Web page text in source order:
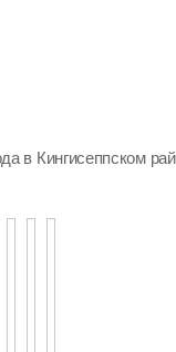
в Кингисеппском